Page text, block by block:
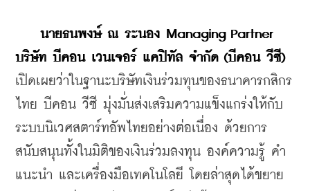
นายธนพงษ์ ณ ระนอง Managing Partner
บริษัท บีคอน เวนเจอร์ แคปิทัล จำกัด (บีคอน วีซี)
เปิดเผยว่าในฐานะบริษัทเงินร่วมทุนของธนาคารกสิกร
ไทย บีคอน วีซี มุ่งมั่นส่งเสริมความแข็งแกร่งให้กับ
ระบบนิเวศสตาร์ทอัพไทยอย่างต่อเนื่อง ด้วยการ
สนับสนุนทั้งในมิติของเงินร่วมลงทุน องค์ความรู้ คำ
แนะนำ และเครื่องมือเทคโนโลยี โดยล่าสุดได้ขยาย